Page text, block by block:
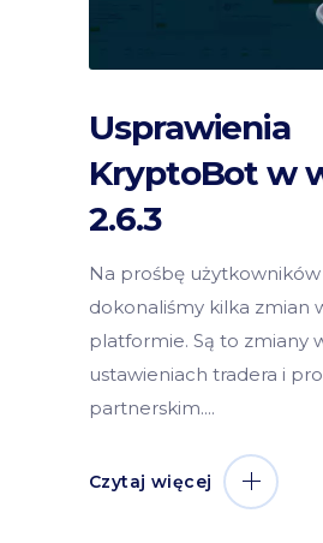
Usprawienia
KryptoBot w
2.6.3
Na prośbę
dokonaliśmy kilka zmian
platformie. Są to zmiany
ustawieniach tradera i
partnerskim.
Czytaj więcej